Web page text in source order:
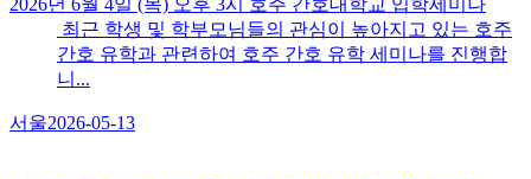
2026년 6월 4일 (목) 오후 3시 호주 간호대학교 입학세미나
최근 학생 및 학부모님들의 관심이 높아지고 있는 호주
간호 유학과 관련하여 호주 간호 유학 세미나를 진행합
니...
서울2026-05-13